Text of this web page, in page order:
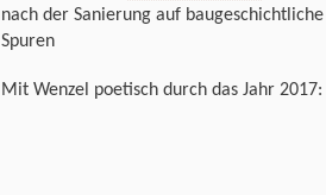
nach der Sanierung auf baugeschichtliche
Spuren
Mit Wenzel poetisch durch das Jahr 2017: